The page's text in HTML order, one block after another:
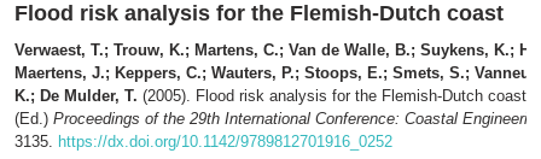
Flood risk analysis for the Flemish-Dutch coast
Verwaest, T.; Trouw, K.; Martens, C.; Van de Walle, B.; Suykens, K.;
Maertens, J.; Keppers, C.; Wauters, P.; Stoops, E.; Smets, S.;
K.; De Mulder, T. (2005). Flood risk analysis for the Flemish-Dutch coast,
(Ed.) Proceedings of the 29th International Conference: Coastal
3135. https://dx.doi.org/10.1142/9789812701916_0252